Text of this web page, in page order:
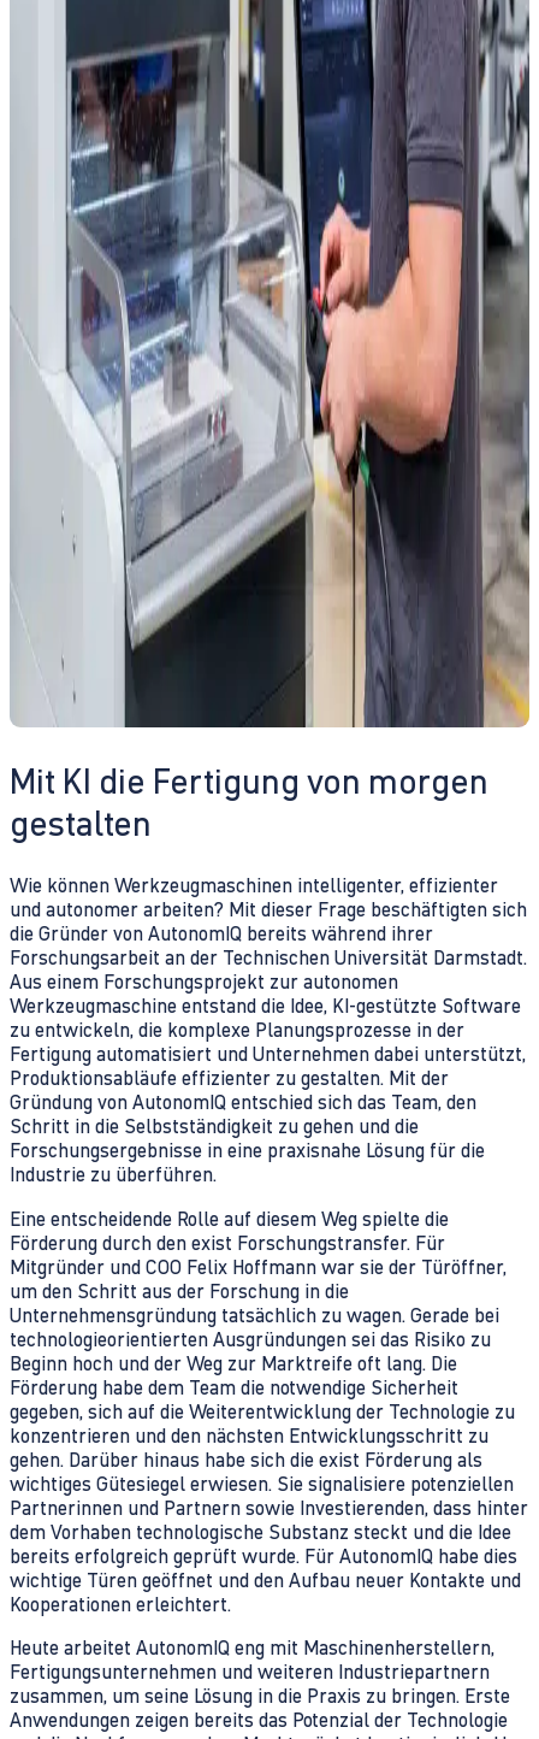
Mit KI die Fertigung von morgen
gestalten
Wie können Werkzeugmaschinen intelligenter, effizienter
und autonomer arbeiten? Mit dieser Frage beschäftigten sich
die Gründer von AutonomIQ bereits während ihrer
Forschungsarbeit an der Technischen Universität Darmstadt.
Aus einem Forschungsprojekt zur autonomen
Werkzeugmaschine entstand die Idee, KI-gestützte Software
zu entwickeln, die komplexe Planungsprozesse in der
Fertigung automatisiert und Unternehmen dabei unterstützt,
Produktionsabläufe effizienter zu gestalten. Mit der
Gründung von AutonomIQ entschied sich das Team, den
Schritt in die Selbstständigkeit zu gehen und die
Forschungsergebnisse in eine praxisnahe Lösung für die
Industrie zu überführen.
Eine entscheidende Rolle auf diesem Weg spielte die
Förderung durch den exist Forschungstransfer. Für
Mitgründer und COO Felix Hoffmann war sie der Türöffner,
um den Schritt aus der Forschung in die
Unternehmensgründung tatsächlich zu wagen. Gerade bei
technologieorientierten Ausgründungen sei das Risiko zu
Beginn hoch und der Weg zur Marktreife oft lang. Die
Förderung habe dem Team die notwendige Sicherheit
gegeben, sich auf die Weiterentwicklung der Technologie zu
konzentrieren und den nächsten Entwicklungsschritt zu
gehen. Darüber hinaus habe sich die exist Förderung als
wichtiges Gütesiegel erwiesen. Sie signalisiere potenziellen
Partnerinnen und Partnern sowie Investierenden, dass hinter
dem Vorhaben technologische Substanz steckt und die Idee
bereits erfolgreich geprüft wurde. Für AutonomIQ habe dies
wichtige Türen geöffnet und den Aufbau neuer Kontakte und
Kooperationen erleichtert.
Heute arbeitet AutonomIQ eng mit Maschinenherstellern,
Fertigungsunternehmen und weiteren Industriepartnern
zusammen, um seine Lösung in die Praxis zu bringen. Erste
Anwendungen zeigen bereits das Potenzial der Technologie